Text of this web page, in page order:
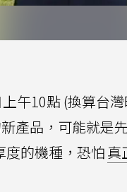
午10點 (換算台
產品，可能就是
的機種，恐怕真